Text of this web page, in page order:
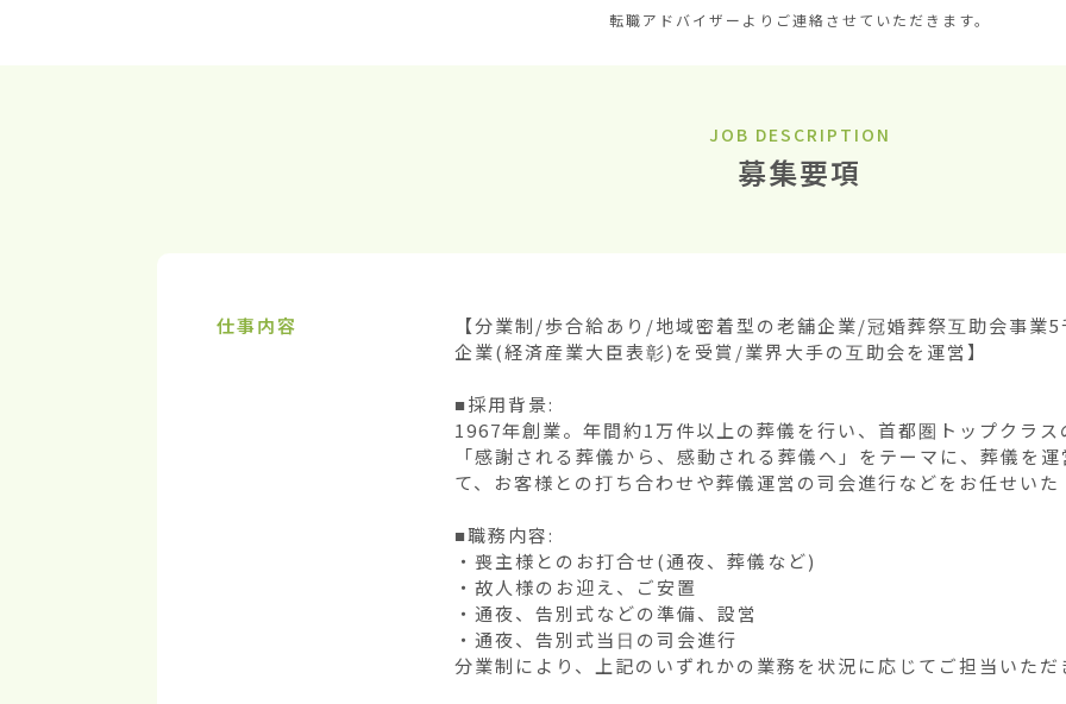
転職アドバイザーよりご連絡させていただきます。
JOB DESCRIPTION
募集要項
仕事内容
【分業制/歩合給あり/地域密着型の老舗企業/冠婚葬祭互助会事業
企業(経済産業大臣表彰)を受賞/業界大手の互助会を運営】
■採用背景:
1967年創業。年間約1万件以上の葬儀を行い、首都圏トップクラ
「感謝される葬儀から、感動される葬儀へ」をテーマに、葬儀を
て、お客様との打ち合わせや葬儀運営の司会進行などをお任せいた
■職務内容:
・喪主様とのお打合せ(通夜、葬儀など)
・故人様のお迎え、ご安置
・通夜、告別式などの準備、設営
・通夜、告別式当日の司会進行
分業制により、上記のいずれかの業務を状況に応じてご担当いただ